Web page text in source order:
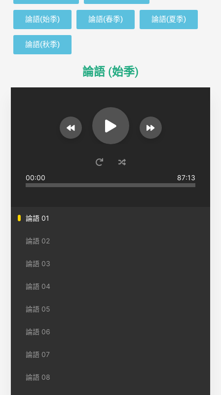
論語(始季) 論語(春季) 論語(夏季)
論語(秋季)
論語 (始季)
00:00 87:13
論語 01
論語 02
論語 03
論語 04
論語 05
論語 06
論語 07
論語 08